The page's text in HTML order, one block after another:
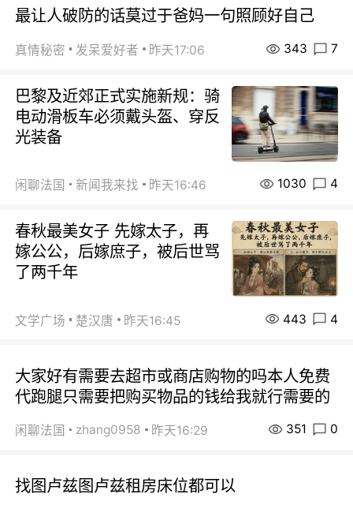
最让人破防的话莫过于爸妈一句照顾好自己
真情秘密 发呆爱好者 昨天17:06 343 7
巴黎及近郊正式实施新规：骑
电动滑板车必须戴头盔、穿反
光装备
闲聊法国 新闻我来找 昨天16:46 1030 4
春秋最美女子 先嫁太子，再
嫁公公，后嫁庶子，被后世骂
了两千年
文学广场 楚汉唐 昨天16:45 443 4
大家好有需要去超市或商店购物的吗本人免费
代跑腿只需要把购买物品的钱给我就行需要的
闲聊法国 zhang0958 昨天16:29 351 0
找图卢兹图卢兹租房床位都可以